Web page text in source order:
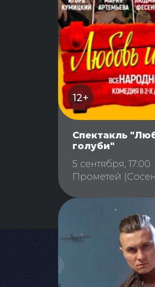
12+
Спектакль
голуби"
5 сентября, 17:00
Прометей